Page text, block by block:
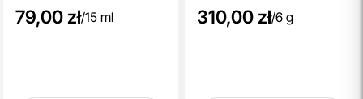
79,00 zł/15 ml 310,00 zł/6 g